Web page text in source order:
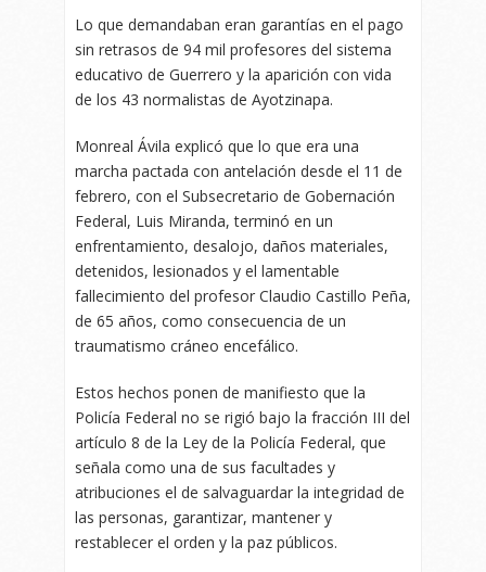
Lo que demandaban eran garantías en el pago
sin retrasos de 94 mil profesores del sistema
educativo de Guerrero y la aparición con vida
de los 43 normalistas de Ayotzinapa.
Monreal Ávila explicó que lo que era una
marcha pactada con antelación desde el 11 de
febrero, con el Subsecretario de Gobernación
Federal, Luis Miranda, terminó en un
enfrentamiento, desalojo, daños materiales,
detenidos, lesionados y el lamentable
fallecimiento del profesor Claudio Castillo Peña,
de 65 años, como consecuencia de un
traumatismo cráneo encefálico.
Estos hechos ponen de manifiesto que la
Policía Federal no se rigió bajo la fracción III del
artículo 8 de la Ley de la Policía Federal, que
señala como una de sus facultades y
atribuciones el de salvaguardar la integridad de
las personas, garantizar, mantener y
restablecer el orden y la paz públicos.